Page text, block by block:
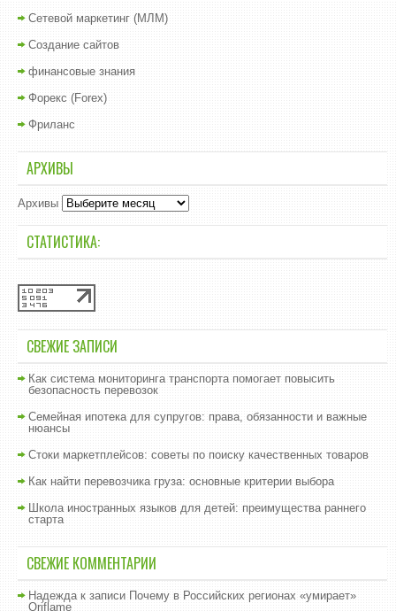
Сетевой маркетинг (МЛМ)
Создание сайтов
финансовые знания
Форекс (Forex)
Фриланс
АРХИВЫ
Архивы
СТАТИСТИКА:
СВЕЖИЕ ЗАПИСИ
Как система мониторинга транспорта помогает повысить
безопасность перевозок
Семейная ипотека для супругов: права, обязанности и важные
нюансы
Стоки маркетплейсов: советы по поиску качественных товаров
Как найти перевозчика груза: основные критерии выбора
Школа иностранных языков для детей: преимущества раннего
старта
СВЕЖИЕ КОММЕНТАРИИ
Надеждак записи Почему в Российских регионах «умирает»
Oriflame